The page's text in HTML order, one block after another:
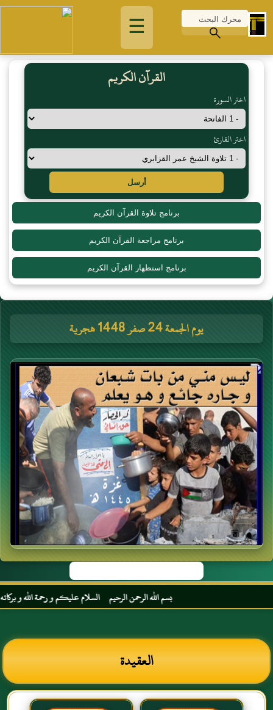
☰
القرآن الكريم
اختر السورة
اختر القارئ
أرسل
برنامج تلاوة القرآن الكريم
برنامج مراجعة القرآن الكريم
برنامج استظهار القرآن الكريم
يوم الجمعة 24 صفر 1448 هجرية
بسم الله الرحمن الرحيم السلام عليكم و رحمة الله و
العقيدة